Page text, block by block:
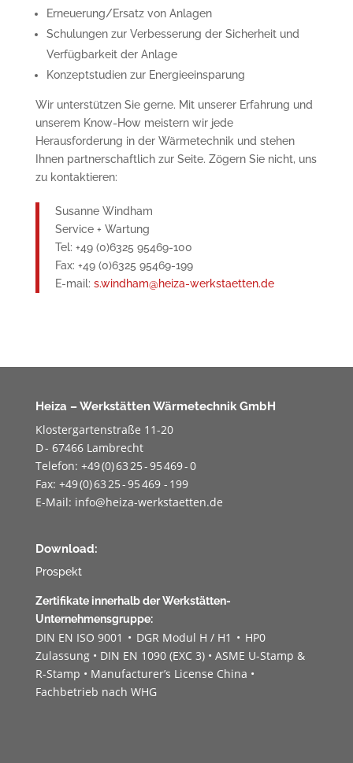
Erneuerung/Ersatz von Anlagen
Schulungen zur Verbesserung der Sicherheit und
Verfügbarkeit der Anlage
Konzeptstudien zur Energieeinsparung
Wir unterstützen Sie gerne. Mit unserer Erfahrung und
unserem Know-How meistern wir jede
Herausforderung in der Wärmetechnik und stehen
Ihnen partnerschaftlich zur Seite. Zögern Sie nicht, uns
zu kontaktieren:
Susanne Windham
Service + Wartung
Tel: +49 (0)6325 95469-100
Fax: +49 (0)6325 95469-199
E-mail: s.windham@heiza-werkstaetten.de
Heiza – Werkstätten Wärmetechnik GmbH
Klostergartenstraße 11-20
D - 67466 Lambrecht
Telefon: +49 (0) 63 25 - 95 469 - 0
Fax: +49 (0) 63 25 - 95 469 - 199
E-Mail: info@heiza-werkstaetten.de
Download:
Prospekt
Zertifikate innerhalb der Werkstätten-
Unternehmensgruppe:
DIN EN ISO 9001 • DGR Modul H / H1 • HP0
Zulassung • DIN EN 1090 (EXC 3) • ASME U-Stamp &
R-Stamp • Manufacturer’s License China •
Fachbetrieb nach WHG